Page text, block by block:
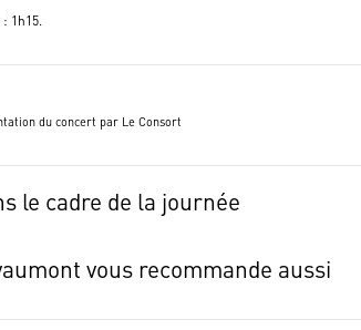
: 1h15.
du concert par Le Consort
le cadre de la journée
vous recommande aussi